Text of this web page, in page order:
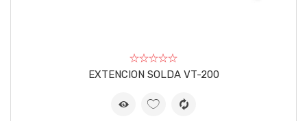
EXTENCION SOLDA VT-200